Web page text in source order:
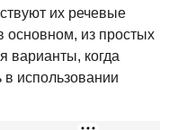
их речевые
основном, из простых
варианты, когда
в использовании